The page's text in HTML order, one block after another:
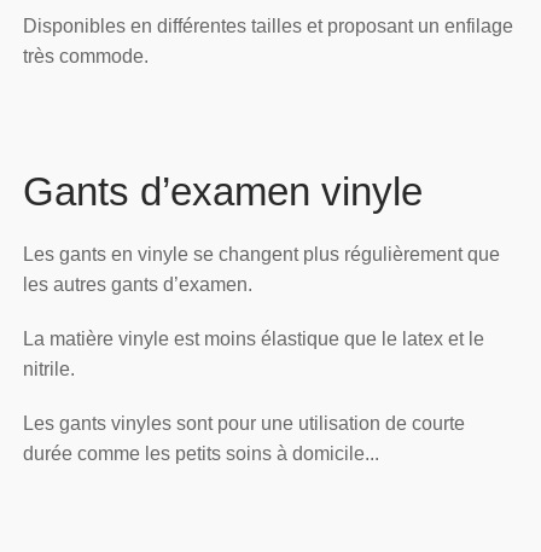
Disponibles en différentes tailles et proposant un enfilage
très commode.
Gants d’examen vinyle
Les gants en vinyle se changent plus régulièrement que
les autres gants d’examen.
La matière vinyle est moins élastique que le latex et le
nitrile.
Les gants vinyles sont pour une utilisation de courte
durée comme les petits soins à domicile...